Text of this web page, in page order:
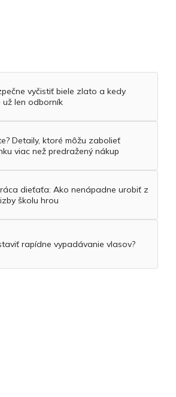
vyčistiť biele zlato a kedy
už len odborník
Detaily, ktoré môžu zabolieť
viac než predražený nákup
dieťaťa: Ako nenápadne urobiť z
školu hrou
rapídne vypadávanie vlasov?